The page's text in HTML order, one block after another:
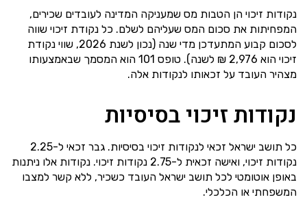
נקודות זיכוי הן הטבות מס שמעניקה המדינה לעובדים שכירים,
המפחיתות את סכום המס שעליהם לשלם. כל נקודת זיכוי שווה
לסכום קבוע המתעדכן מדי שנה (נכון לשנת 2026, שווי נקודת
זיכוי הוא 2,976 ₪ לשנה). טופס 101 הוא המסמך שבאמצעותו
מצהיר העובד על זכאותו לנקודות אלה.
נקודות זיכוי בסיסיות
כל תושב ישראל זכאי לנקודות זיכוי בסיסיות. גבר זכאי ל-2.25
נקודות זיכוי, ואישה זכאית ל-2.75 נקודות זיכוי. נקודות אלו ניתנות
באופן אוטומטי לכל תושב ישראל העובד כשכיר, ללא קשר למצבו
המשפחתי או הכלכלי.